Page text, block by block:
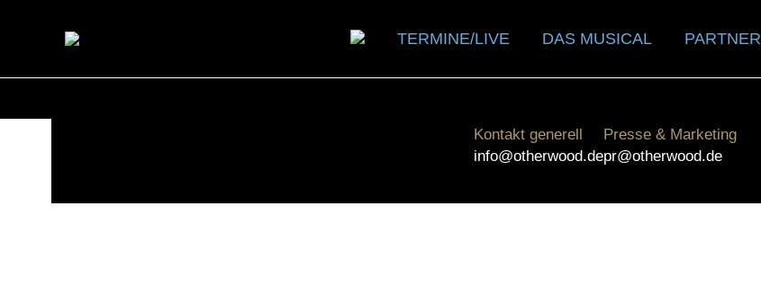
TERMINE/LIVE DAS MUSICAL PARTNER
Kontakt generell
info@otherwood.de
Presse & Marketing
pr@otherwood.de